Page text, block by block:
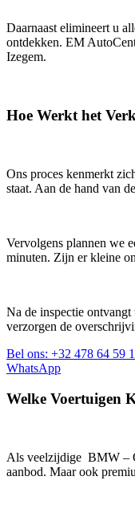
Daarnaast elimineert u
ontdekken. EM
Izegem.
Hoe Werkt het
Ons proces kenmerkt
staat. Aan de hand van
Vervolgens plannen we
minuten. Zijn er kleine
Na de inspectie
verzorgen de
Bel ons: +32 478 64 59
WhatsApp
Welke Voertuigen
Als veelzijdige BMW –
aanbod. Maar ook